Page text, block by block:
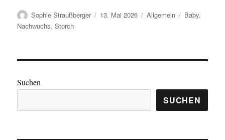
Autor
Sophie Straußberger
Veröffentlicht
13. Mai 2026 Kategorien
Allgemein Schlagwörter
Baby,
Nachwuchs,Storch
Suchen
SUCHEN